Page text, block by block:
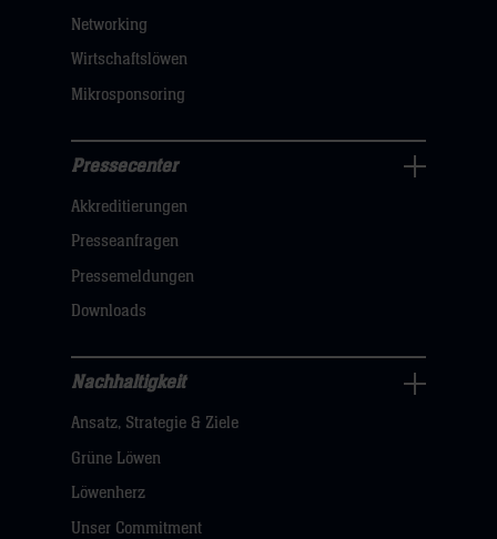
Networking
Wirtschaftslöwen
Mikrosponsoring
Navigation
öffnen,
dann
klicken
hier
Pressecenter
Akkreditierungen
Presseanfragen
Pressemeldungen
Downloads
Nachhaltigkeit
Navigation
öffnen,
dann
Nachhaltigkeit
Ansatz, Strategie & Ziele
Grüne Löwen
Löwenherz
Unser Commitment